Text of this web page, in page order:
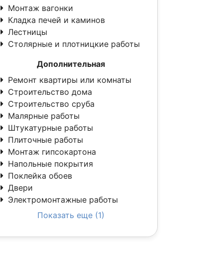
Монтаж вагонки
Кладка печей и каминов
Лестницы
Столярные и плотницкие работы
Дополнительная
Ремонт квартиры или комнаты
Строительство дома
Строительство сруба
Малярные работы
Штукатурные работы
Плиточные работы
Монтаж гипсокартона
Напольные покрытия
Поклейка обоев
Двери
Электромонтажные работы
Показать еще (1)